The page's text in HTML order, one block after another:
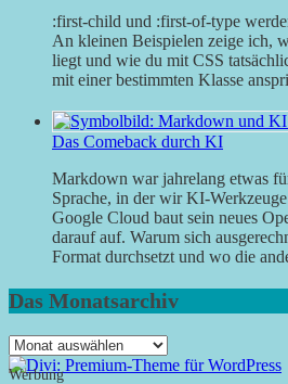
:first-child und :first-of-type
An kleinen Beispielen zeige ich,
liegt und wie du mit CSS
mit einer bestimmten Klasse
Das Comeback durch KI
Markdown war jahrelang etwas
Sprache, in der wir KI-
Google Cloud baut sein neues
darauf auf. Warum sich
Format durchsetzt und wo die
Das Monatsarchiv
Das
Monatsarchiv
Werbung